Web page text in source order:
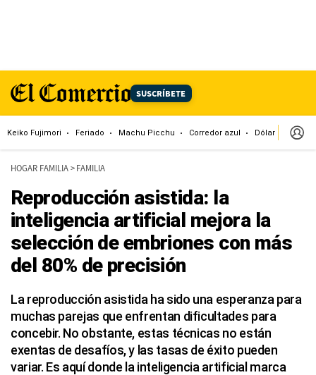
SUSCRÍBETE
Keiko Fujimori Feriado Machu Picchu Corredor azul Dólar
HOGAR FAMILIA> FAMILIA
Reproducción asistida: la
inteligencia artificial mejora la
selección de embriones con más
del 80% de precisión
La reproducción asistida ha sido una esperanza para
muchas parejas que enfrentan dificultades para
concebir. No obstante, estas técnicas no están
exentas de desafíos, y las tasas de éxito pueden
variar. Es aquí donde la inteligencia artificial marca